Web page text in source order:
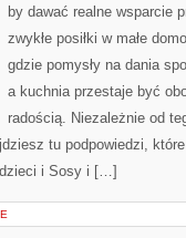
by dawać realne wsparcie
zwykłe posiłki w małe
gdzie pomysły na dania
a kuchnia przestaje być
radością. Niezależnie od
tu podpowiedzi,
i Sosy i […]